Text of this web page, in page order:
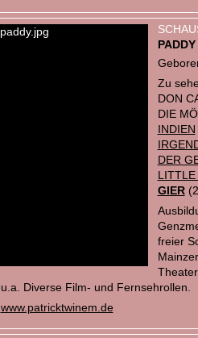
Zu
DON
DIE
INDIEN
DER
LITTLE
GIER
freier
u.a. Diverse Film- und Fernsehrollen.
www.patricktwinem.de